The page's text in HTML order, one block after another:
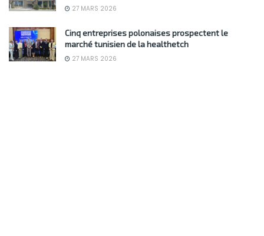
27 MARS 2026
Cinq entreprises polonaises prospectent le
marché tunisien de la healthetch
27 MARS 2026